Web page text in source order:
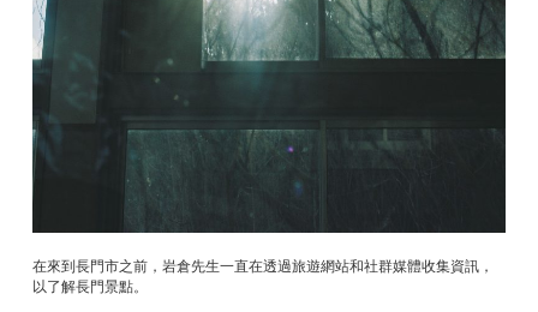
在來到長門市之前，岩倉先生一直在透過旅遊網站和社群媒體收集資訊，
以了解長門景點。